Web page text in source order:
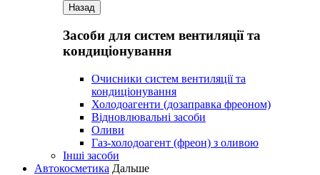
Назад
Засоби для систем вентиляції та
кондиціонування
Очисники систем вентиляції та
кондиціонування
Холодоагенти (дозаправка фреоном)
Відновлювальні засоби
Оливи
Газ-холодоагент (фреон) з оливою
Iнші засоби
Автокосметика Дальше